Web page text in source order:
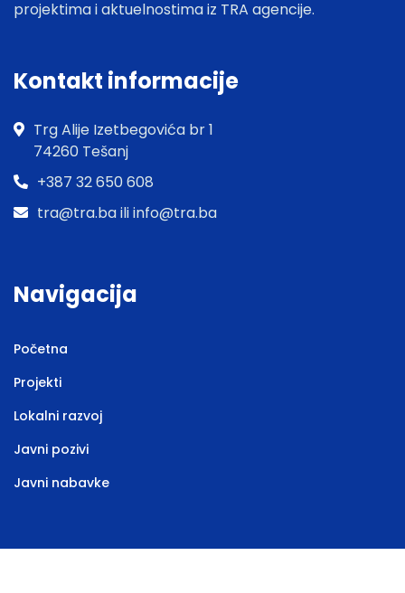
projektima i aktuelnostima iz TRA agencije.
Kontakt informacije
Trg Alije Izetbegovića br 1
74260 Tešanj
+387 32 650 608
tra@tra.ba ili info@tra.ba
Navigacija
Početna
Projekti
Lokalni razvoj
Javni pozivi
Javni nabavke